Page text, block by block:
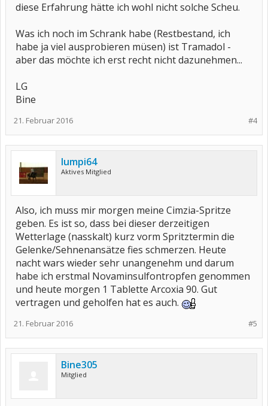
diese Erfahrung hätte ich wohl nicht solche Scheu.
Was ich noch im Schrank habe (Restbestand, ich
habe ja viel ausprobieren müsen) ist Tramadol -
aber das möchte ich erst recht nicht dazunehmen...
LG
Bine
#4
21. Februar 2016
lumpi64
Aktives Mitglied
Also, ich muss mir morgen meine Cimzia-Spritze
geben. Es ist so, dass bei dieser derzeitigen
Wetterlage (nasskalt) kurz vorm Spritztermin die
Gelenke/Sehnenansätze fies schmerzen. Heute
nacht wars wieder sehr unangenehm und darum
habe ich erstmal Novaminsulfontropfen genommen
und heute morgen 1 Tablette Arcoxia 90. Gut
vertragen und geholfen hat es auch.
#5
21. Februar 2016
Bine305
Mitglied